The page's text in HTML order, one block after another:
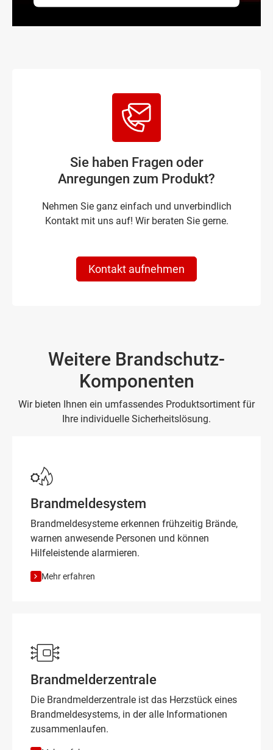
Sie haben Fragen oder
Anregungen zum Produkt?
Nehmen Sie ganz einfach und unverbindlich
Kontakt mit uns auf! Wir beraten Sie gerne.
Kontakt aufnehmen
Weitere Brandschutz-
Komponenten
Wir bieten Ihnen ein umfassendes Produktsortiment für
Ihre individuelle Sicherheitslösung.
Brandmeldesystem
Brandmeldesysteme erkennen frühzeitig Brände,
warnen anwesende Personen und können
Hilfeleistende alarmieren.
Mehr erfahren
Brandmelderzentrale
Die Brandmelderzentrale ist das Herzstück eines
Brandmeldesystems, in der alle Informationen
zusammenlaufen.